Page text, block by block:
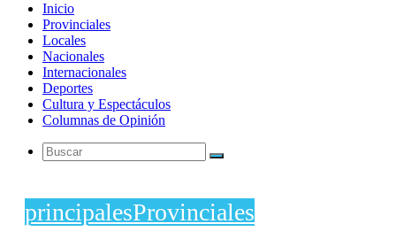
Inicio
Provinciales
Locales
Nacionales
Internacionales
Deportes
Cultura y Espectáculos
Columnas de Opinión
Buscar
principalesProvinciales